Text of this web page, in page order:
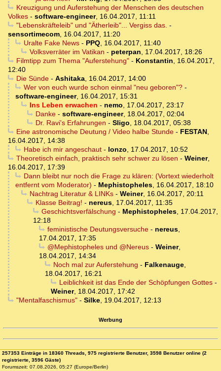
Kreuzigung und Auferstehung der Menschen des deutschen
Volkes - software-engineer, 16.04.2017, 11:11
"Lebenskräfteleib" und "Ätherleib"... Vergiss das. -
sensortimecom, 16.04.2017, 11:20
Uralte Fake News- PPQ, 16.04.2017, 11:40
Volksverräter im Vatikan - peterpan, 17.04.2017, 18:26
Filmtipp zum Thema "Auferstehung"- Konstantin, 16.04.2017,
12:40
Die Sünde- Ashitaka, 16.04.2017, 14:00
Wer von euch wurde schon einmal "neu geboren"?-
software-engineer, 16.04.2017, 15:31
Ins Leben erwachen - nemo, 17.04.2017, 23:17
Danke- software-engineer, 18.04.2017, 02:04
Dr. Ravi's Erfahrungen - Sligo, 18.04.2017, 05:38
Eine astronomische Deutung / Video halbe Stunde- FESTAN,
16.04.2017, 14:38
Habe ich mir angeschaut- lonzo, 17.04.2017, 10:52
Theoretisch einfach, praktisch sehr schwer zu lösen - Weiner,
16.04.2017, 17:39
Dann bleibt nur noch die Frage zu klären: (Vortext wiederholt
entfernt vom Moderator) - Mephistopheles, 16.04.2017, 18:10
Nachtrag Literatur & LINKs- Weiner, 16.04.2017, 20:11
Klasse Beitrag! - nereus, 17.04.2017, 11:35
Geschichtsverfälschung - Mephistopheles, 17.04.2017,
12:18
feministische Deutungsversuche- nereus,
17.04.2017, 17:35
@Mephistopheles und @Nereus- Weiner,
18.04.2017, 14:34
Noch mal zur Auferstehung - Falkenauge,
18.04.2017, 16:21
Leiblichkeit ist das Ende der Schöpfungen Gottes-
Weiner, 18.04.2017, 17:42
"Mentalfaschismus"- Silke, 19.04.2017, 12:13
Werbung
257353 Einträge in 18360 Threads, 975 registrierte Benutzer, 3598 Benutzer online (2
registrierte, 3596 Gäste)
Forumszeit: 07.08.2026, 05:27 (Europe/Berlin)